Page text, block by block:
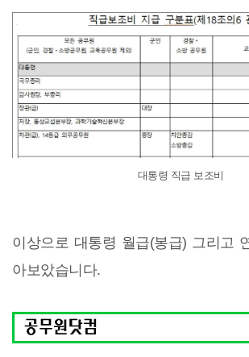
대통령 직급 보조비
이상으로 대통령 월급(봉급) 그리고
아보았습니다.